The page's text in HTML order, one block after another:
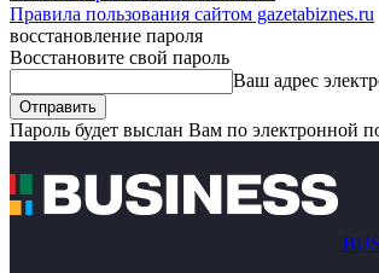
Правила пользования сайтом gazetabiznes.ru
восстановление пароля
Восстановите свой пароль
Ваш адрес
Пароль будет выслан Вам по электронной